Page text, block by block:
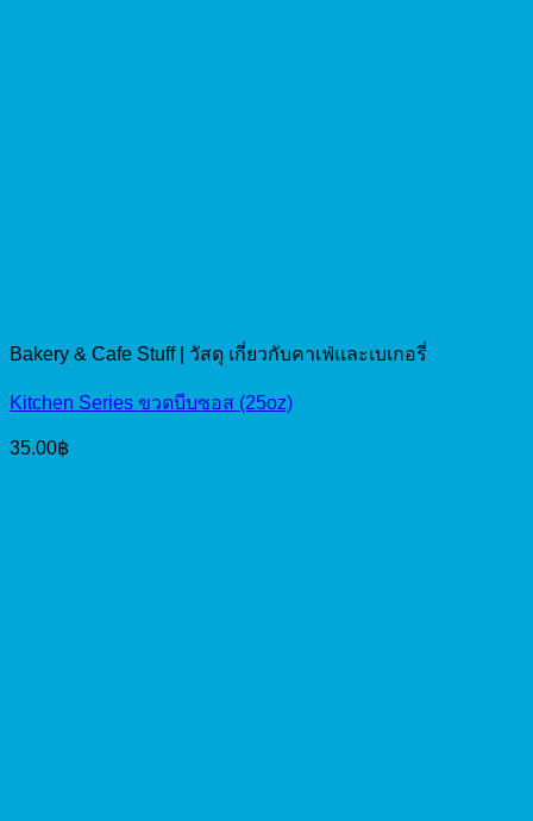
Bakery & Cafe Stuff | วัสดุ เกี่ยวกับคาเฟ่และเบเกอรี่
Kitchen Series ขวดบีบซอส (25oz)
35.00฿